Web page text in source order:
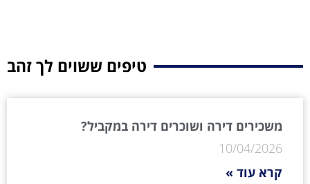
טיפים ששוים לך זהב
משכירים דירה ושוכרים דירה במקביל?
10/04/2026
קרא עוד »